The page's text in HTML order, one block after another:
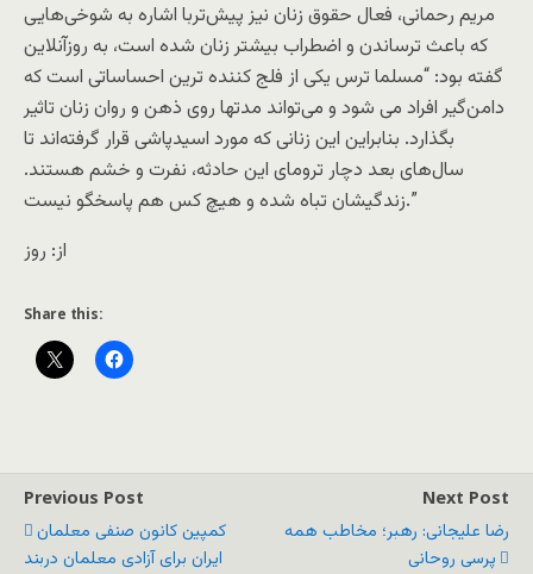
مریم رحمانی، فعال حقوق زنان نیز پیش‌تربا اشاره به شوخی‌هایی
که باعث ترساندن و اضطراب بیشتر زنان شده است، به روزآنلاین
گفته بود: “مسلما ترس یکی از فلج کننده ترین احساساتی است که
دامن‌گیر افراد می شود و می‌تواند مدتها روی ذهن و روان زنان تاثیر
بگذارد. بنابراین این زنانی که مورد اسیدپاشی قرار گرفته‌اند تا
سال‌های بعد دچار ترومای این حادثه، نفرت و خشم هستند.
زندگیشان تباه شده و هیچ کس هم پاسخگو نیست.”
از: روز
Share this:
Previous Post
کمپین کانون صنفی معلمان
ایران برای آزادی معلمان دربند
Next Post
رضا علیجانی: رهبر؛ مخاطب همه
پرسی روحانی